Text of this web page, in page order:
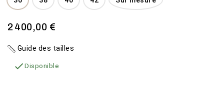
2 400,00 €
Guide des tailles
 Disponible